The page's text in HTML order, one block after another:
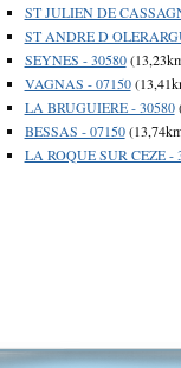
ST JULIEN DE
ST ANDRE D
SEYNES - 30580
VAGNAS - 07150
LA BRUGUIERE - 30580
BESSAS - 07150
LA ROQUE SUR CEZE -